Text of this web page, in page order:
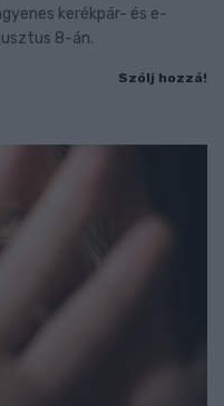
kerékpár- és e-
8-án.
Szólj hozzá!